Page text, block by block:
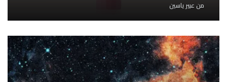
من عبير ياسين